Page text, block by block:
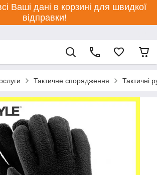
Ваші дані в корзині для швидкої
відправки!
Тактичне спорядження Тактичні